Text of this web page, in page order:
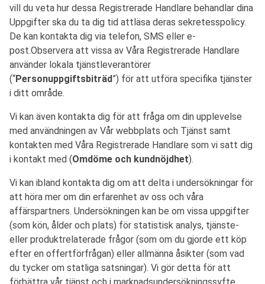
vill du veta hur dessa Registrerade Handlare behandlar dina
Uppgifter ska du ta dig tid attläsa deras sekretesspolicy.
De kan kontakta dig via telefon, SMS eller e-
post.Observera att vissa av Våra Registrerade Handlare
använder lokala tjänstleverantörer
(“Personuppgiftsbiträd”) för att utföra specifika tjänster
i ditt område.
Vi kan även kontakta dig för att fråga om din upplevelse
med användningen av Vår webbplats och Tjänst samt
kontakten med Våra Registrerade Handlare som vi satt dig
i kontakt med (Omdöme och kundnöjdhet).
Vi kan ibland kontakta dig om att delta i undersökningar för
att höra mer om din erfarenhet av oss och våra
affärspartners. Undersökningen kan be om vissa uppgifter
(som kön, ålder och plats) för statistisk analys, tjänste-
eller produktrelaterade frågor (som om du gjorde ett köp
efter en offertförfrågan) eller allmänna åsikter (som vad
du tycker om statliga satsningar). Vi gör detta för att